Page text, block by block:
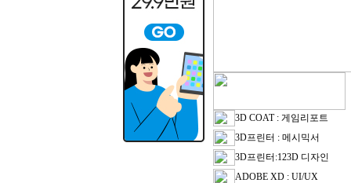
3D COAT : 게임리포트
3D프린터 : 메시믹서
3D프린터:123D 디자인
ADOBE XD : UI/UX